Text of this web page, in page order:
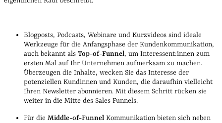
Blogposts, Podcasts, Webinare und Kurzvideos sind ideale
Werkzeuge für die Anfangsphase der Kundenkommunikation,
auch bekannt als Top-of-Funnel, um Interessent:innen zum
ersten Mal auf Ihr Unternehmen aufmerksam zu machen.
Überzeugen die Inhalte, wecken Sie das Interesse der
potenziellen Kundinnen und Kunden, die daraufhin vielleicht
Ihren Newsletter abonnieren. Mit diesem Schritt rücken sie
weiter in die Mitte des Sales Funnels.
Für die Middle-of-Funnel Kommunikation bieten sich neben